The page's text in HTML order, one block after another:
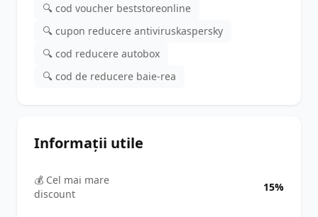
🔍 cod voucher beststoreonline
🔍 cupon reducere antiviruskaspersky
🔍 cod reducere autobox
🔍 cod de reducere baie-rea
Informații utile
💰 Cel mai mare
discount
15%